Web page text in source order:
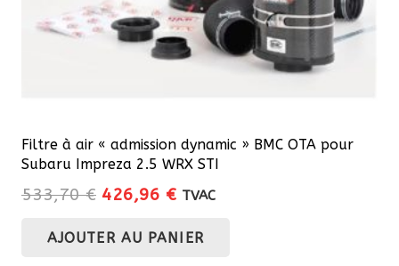
Filtre à air « admission dynamic » BMC OTA pour
Subaru Impreza 2.5 WRX STI
533,70€ Le
initial
426,96 €Le
actuel
TVAC
AJOUTER AU PANIER